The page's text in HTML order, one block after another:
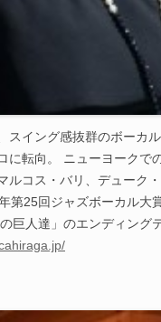
スイング感抜群のボーカ
に転向。 ニューヨークで
ルコス・バリ、デューク
第25回ジャズボーカル
巨人達」のエンディング